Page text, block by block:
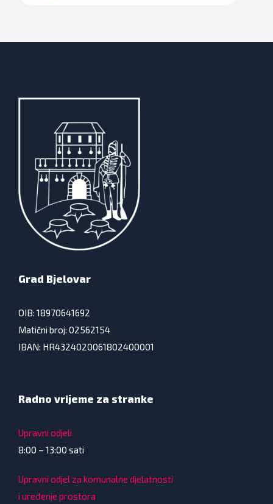
Grad Bjelovar
OIB: 18970641692
Matični broj: 02562154
IBAN: HR4324020061802400001
Radno vrijeme za stranke
Upravni odjeli
8:00 – 13:00 sati
Upravni odjel za komunalne djelatnosti
i uređenje prostora